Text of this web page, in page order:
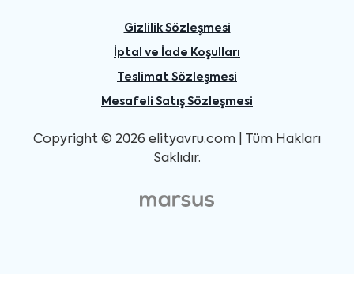
Gizlilik Sözleşmesi
İptal ve İade Koşulları
Teslimat Sözleşmesi
Mesafeli Satış Sözleşmesi
Copyright © 2026 elityavru.com | Tüm Hakları
Saklıdır.